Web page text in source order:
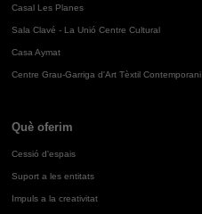
Casal Les Planes
Sala Clavé - La Unió Centre Cultural
Casa Aymat
Centre Grau-Garriga d'Art Tèxtil Contemporani
Què oferim
Cessió d'espais
Suport a les entitats
Impuls a la creativitat